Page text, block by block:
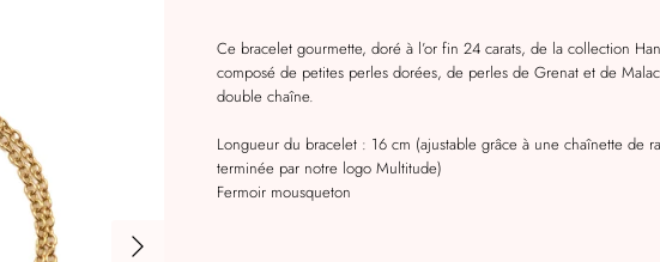
Ce bracelet gourmette, doré à l’or fin 24 carats,de la collection
composé de petites perles dorées, de perles de Grenat et de
double chaîne.
Longueur du bracelet : 16 cm (ajustable grâce à une chaînette de
terminée par notre logo Multitude)
Fermoir mousqueton